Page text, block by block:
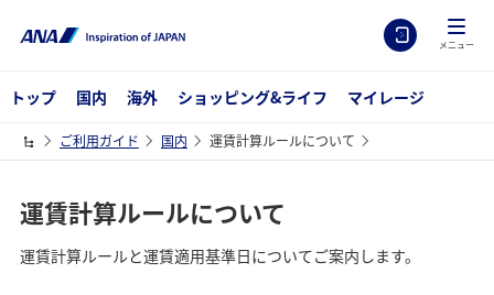
メニュー
トップ 国内 海外 ショッピング&ライフ マイレージ
ご利用ガイド 国内 運賃計算ルールについて
運賃計算ルールについて
運賃計算ルールと運賃適用基準日についてご案内します。